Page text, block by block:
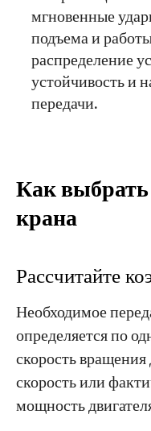
мгновенные
подъема и
распределение
устойчивость и
передачи.
Как
крана
Рассчитайте
Необходимое
определяется по
скорость вращения
скорость или
мощность